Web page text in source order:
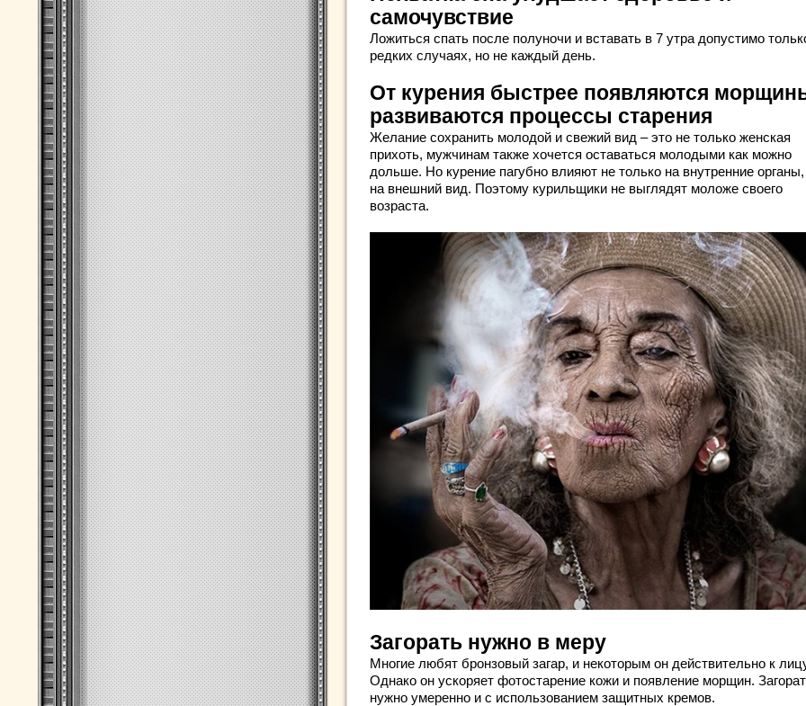
самочувствие
Ложиться спать после полуночи и вставать в 7 утра допустимо
редких случаях, но не каждый день.
От курения быстрее появляются
развиваются процессы старения
Желание сохранить молодой и свежий вид – это не только женская
прихоть, мужчинам также хочется оставаться молодыми как можно
дольше. Но курение пагубно влияют не только на внутренние
на внешний вид. Поэтому курильщики не выглядят моложе своего
возраста.
Загорать нужно в меру
Многие любят бронзовый загар, и некоторым он действительно к
Однако он ускоряет фотостарение кожи и появление морщин.
нужно умеренно и с использованием защитных кремов.